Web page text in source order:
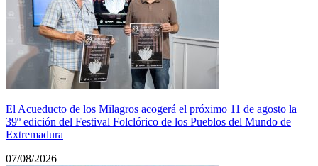
El Acueducto de los Milagros acogerá el próximo 11 de agosto la
39º edición del Festival Folclórico de los Pueblos del Mundo de
Extremadura
07/08/2026